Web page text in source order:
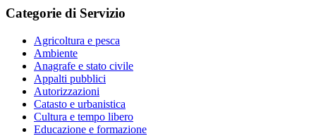
Categorie di Servizio
Agricoltura e pesca
Ambiente
Anagrafe e stato civile
Appalti pubblici
Autorizzazioni
Catasto e urbanistica
Cultura e tempo libero
Educazione e formazione